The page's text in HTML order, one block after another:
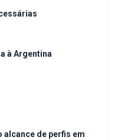
à Argentina
alcance de perfis em